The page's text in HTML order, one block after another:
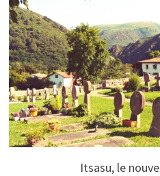
Itsasu, le